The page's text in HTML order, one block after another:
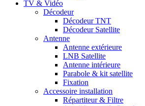
TV & Vidéo
Décodeur
Décodeur TNT
Décodeur Satellite
Antenne
Antenne extérieure
LNB Satellite
Antenne intérieure
Parabole & kit satellite
Fixation
Accessoire installation
Répartiteur & Filtre